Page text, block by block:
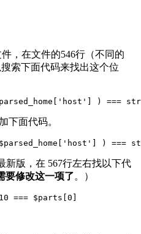
件，在文件的546行（不同的
索下面代码来找出这个位
) ===
下面代码。
$parsed_home['host'] )
新版，在 567行左右找以下代
要修改这一项了。）
=== $parts[0]